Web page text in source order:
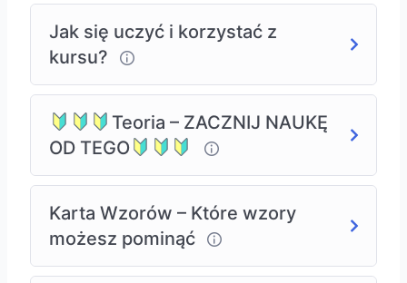
Jak się uczyć i korzystać z
kursu?
Teoria – ZACZNIJ NAUKĘ
OD TEGO
Karta Wzorów – Które wzory
możesz pominąć